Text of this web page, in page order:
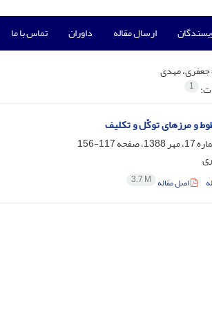
ارسال مقاله داوران تماس با ما
جعفری، مهدی
1
و مرزهای توکّل و تکلیف
117-156
اصل مقاله 3.7 M